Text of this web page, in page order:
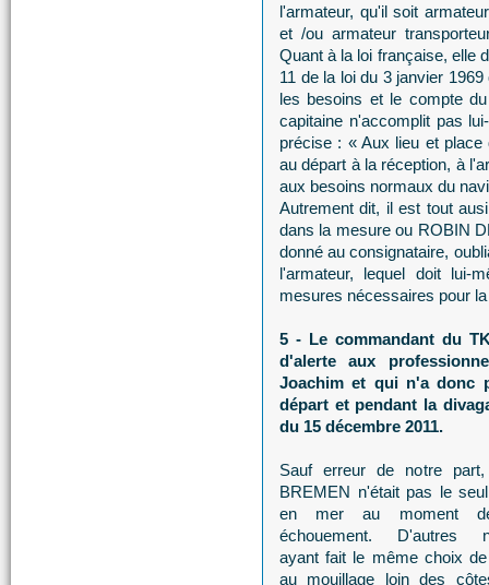
l'armateur, qu'il soit
et /ou armateur
Quant à la loi française, elle
11 de la loi du 3 janvier
les besoins et le compte
capitaine n'accomplit pas
précise : « Aux lieu et place
au départ à la réception, à
aux besoins normaux du
Autrement dit, il est tout
dans la mesure ou ROBIN
donné au consignataire,
l'armateur, lequel doit lui-
mesures nécessaires pour
5 - Le commandant du
d'alerte aux
Joachim et qui n'a donc
départ et pendant la
du 15 décembre 2011.
Sauf erreur de notre
BREMEN n'était pas le
en mer au moment
échouement. D'autres
ayant fait le même choix
au mouillage loin des